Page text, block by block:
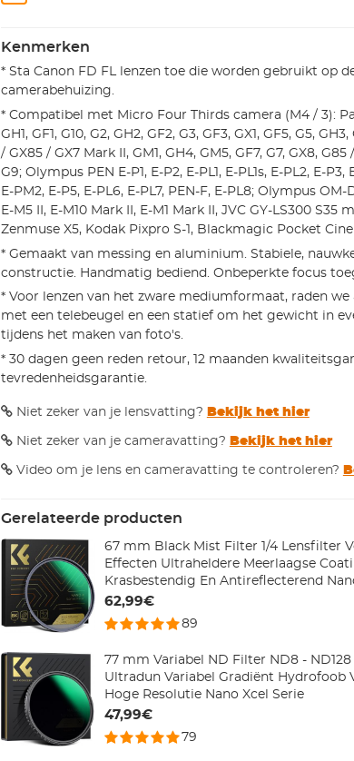
Kenmerken
* Sta Canon FD FL lenzen toe die worden gebruikt op
camerabehuizing.
* Compatibel met Micro Four Thirds camera (M4 / 3):
GH1, GF1, G10, G2, GH2, GF2, G3, GF3, GX1, GF5, G5,
/ GX85 / GX7 Mark II, GM1, GH4, GM5, GF7, G7, GX8,
G9; Olympus PEN E-P1, E-P2, E-PL1, E-PL1s, E-PL2, E-P3,
E-PM2, E-P5, E-PL6, E-PL7, PEN-F, E-PL8; Olympus OM-
E-M5 II, E-M10 Mark II, E-M1 Mark II, JVC GY-LS300 S35
Zenmuse X5, Kodak Pixpro S-1, Blackmagic Pocket
* Gemaakt van messing en aluminium. Stabiele,
constructie. Handmatig bediend. Onbeperkte focus
* Voor lenzen van het zware mediumformaat, raden
met een telebeugel en een statief om het gewicht in
tijdens het maken van foto's.
* 30 dagen geen reden retour, 12 maanden
tevredenheidsgarantie.
Niet zeker van je lensvatting? Bekijk het hier
Niet zeker van je cameravatting? Bekijk het hier
Video om je lens en cameravatting te controleren?
Gerelateerde producten
67 mm Black Mist Filter 1/4 Lensfilter
Effecten Ultraheldere Meerlaagse
Krasbestendig En Antireflecterend
62,99€
89
77 mm Variabel ND Filter ND8 - ND128
Ultradun Variabel Gradiënt Hydrofoob
Hoge Resolutie Nano Xcel Serie
47,99€
79